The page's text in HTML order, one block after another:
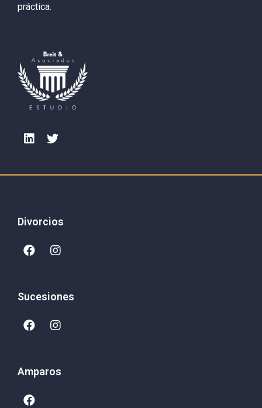
práctica.
Divorcios
Sucesiones
Amparos